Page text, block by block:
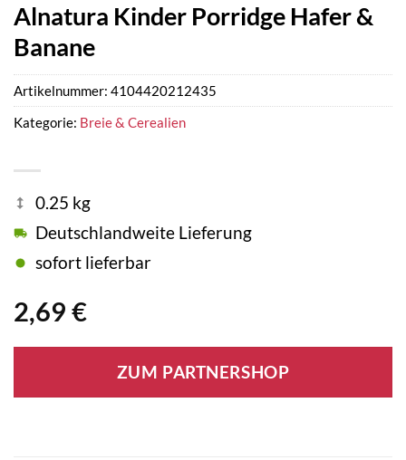
Alnatura Kinder Porridge Hafer &
Banane
2,69 €
0.25 kg
Deutschlandweite Lieferung
sofort lieferbar
ZUM PARTNERSHOP
Artikelnummer: 4104420212435
Kategorie: Breie & Cerealien